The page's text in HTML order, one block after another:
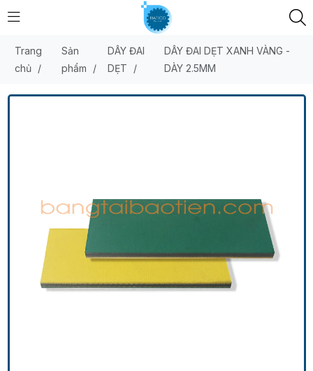
Trang
chủ
/
Sản
phẩm
/
DÂY ĐAI
DẸT
/
DÂY ĐAI DẸT XANH VÀNG -
DÀY 2.5MM